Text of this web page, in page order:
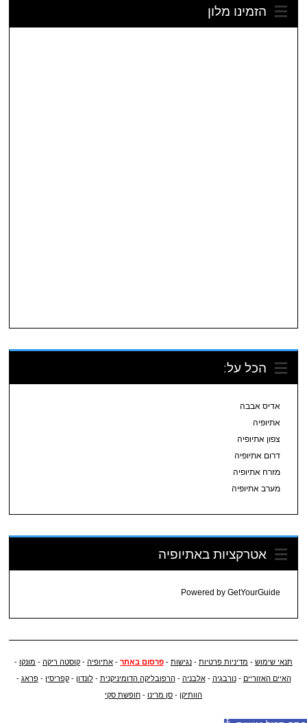
הזמינו מלון
הכל על:
אדיס אבבה
אתיופיה
צפון אתיופיה
דרום אתיופיה
מזרח אתיופיה
מערב אתיופיה
אטרקציות באתיופיה
Powered by GetYourGuide
תנאי שימוש - מדיניות פרטיות - נגישות - פרסום באתר - אתיופיה - קוסטה ריקה - מונקו -
האיים האזוריים -נורבגיה -אלבניה -הרפובליקה הדומיניקנית -לונדון -קפריסין -פראג -
הוותיקן - סן מרינו - חופשת סקי